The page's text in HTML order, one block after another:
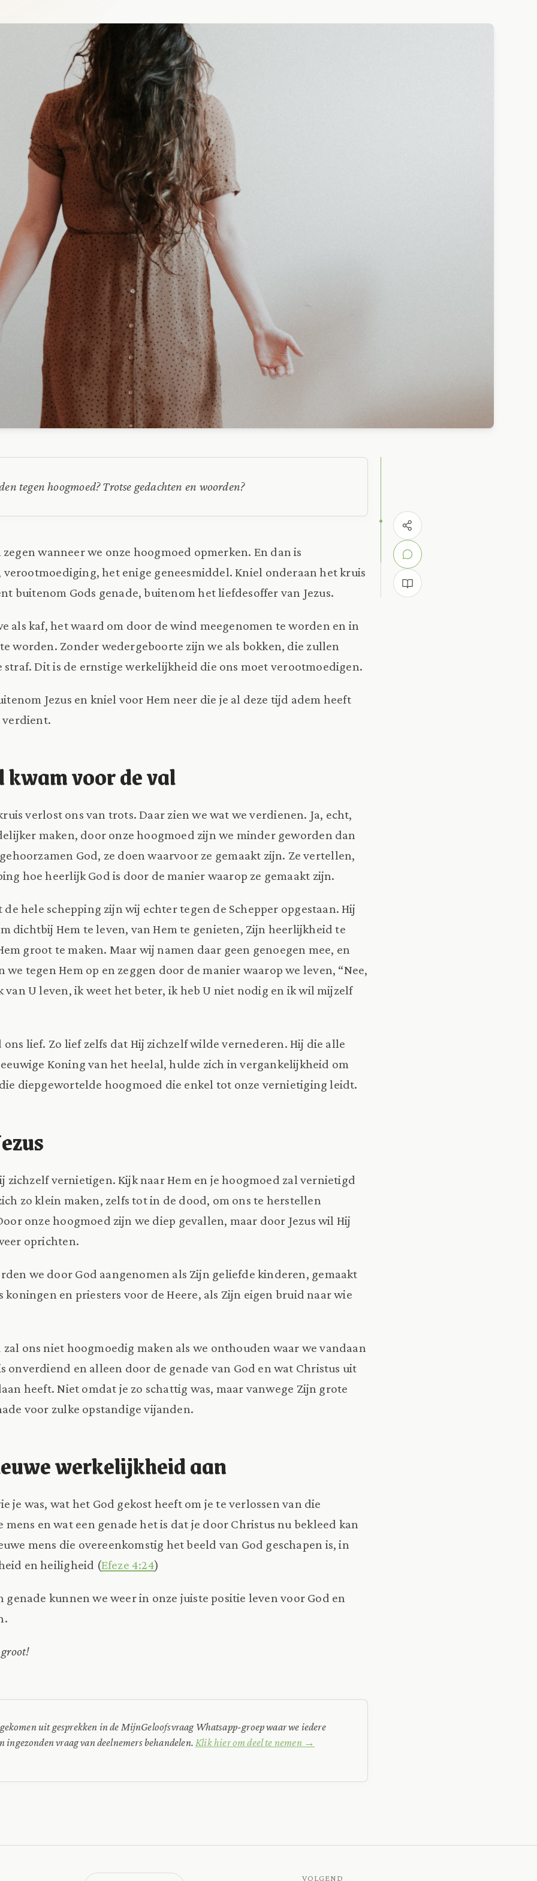
tegen hoogmoed? Trotse gedachten en woorden?
zegen wanneer we onze hoogmoed opmerken. En dan is
het enige geneesmiddel. Kniel onderaan het kruis
buitenom Gods genade, buitenom het liefdesoffer van Jezus.
als kaf, het waard om door de wind meegenomen te worden en in
worden. Zonder wedergeboorte zijn we als bokken, die zullen
straf. Dit is de ernstige werkelijkheid die ons moet verootmoedigen.
Jezus en kniel voor Hem neer die je al deze tijd adem heeft
verdient.
kwam voor de val
verlost ons van trots. Daar zien we wat we verdienen. Ja, echt,
maken, door onze hoogmoed zijn we minder geworden dan
God, ze doen waarvoor ze gemaakt zijn. Ze vertellen,
hoe heerlijk God is door de manier waarop ze gemaakt zijn.
hele schepping zijn wij echter tegen de Schepper opgestaan. Hij
dichtbij Hem te leven, van Hem te genieten, Zijn heerlijkheid te
groot te maken. Maar wij namen daar geen genoegen mee, en
we tegen Hem op en zeggen door de manier waarop we leven, “Nee,
U leven, ik weet het beter, ik heb U niet nodig en ik wil mijzelf
ons lief. Zo lief zelfs dat Hij zichzelf wilde vernederen. Hij die alle
Koning van het heelal, hulde zich in vergankelijkheid om
diepgewortelde hoogmoed die enkel tot onze vernietiging leidt.
zichzelf vernietigen. Kijk naar Hem en je hoogmoed zal vernietigd
zo klein maken, zelfs tot in de dood, om ons te herstellen
onze hoogmoed zijn we diep gevallen, maar door Jezus wil Hij
oprichten.
we door God aangenomen als Zijn geliefde kinderen, gemaakt
koningen en priesters voor de Heere, als Zijn eigen bruid naar wie
ons niet hoogmoedig maken als we onthouden waar we vandaan
onverdiend en alleen door de genade van God en wat Christus uit
heeft. Niet omdat je zo schattig was, maar vanwege Zijn grote
voor zulke opstandige vijanden.
werkelijkheid aan
je was, wat het God gekost heeft om je te verlossen van die
mens en wat een genade het is dat je door Christus nu bekleed kan
mens die overeenkomstig het beeld van God geschapen is, in
en heiligheid (Efeze 4:24)
genade kunnen we weer in onze juiste positie leven voor God en
uit gesprekken in de MijnGeloofsvraag Whatsapp-groep waar we iedere
ingezonden vraag van deelnemers behandelen. Klik hier om deel te nemen →
VOLGEND